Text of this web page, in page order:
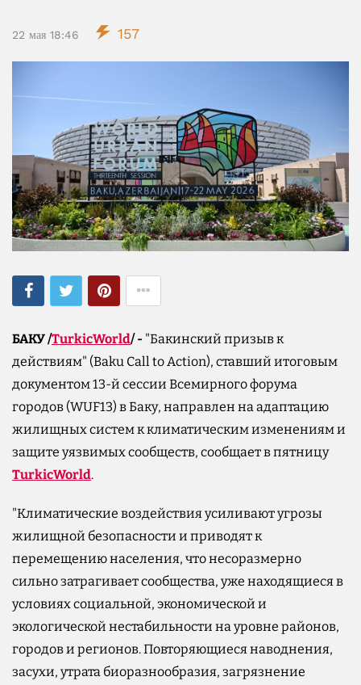
22 мая 18:46 157
БАКУ /TurkicWorld/ - "Бакинский призыв к
действиям" (Baku Call to Action), ставший итоговым
документом 13-й сессии Всемирного форума
городов (WUF13) в Баку, направлен на адаптацию
жилищных систем к климатическим изменениям и
защите уязвимых сообществ, сообщает в пятницу
TurkicWorld.
"Климатические воздействия усиливают угрозы
жилищной безопасности и приводят к
перемещению населения, что несоразмерно
сильно затрагивает сообщества, уже находящиеся в
условиях социальной, экономической и
экологической нестабильности на уровне районов,
городов и регионов. Повторяющиеся наводнения,
засухи, утрата биоразнообразия, загрязнение